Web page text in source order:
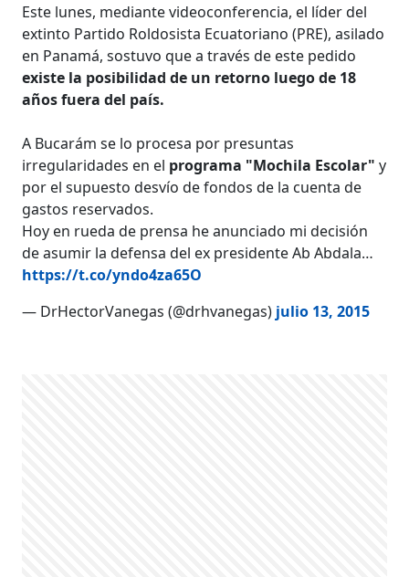
Este lunes, mediante videoconferencia, el líder del
extinto Partido Roldosista Ecuatoriano (PRE), asilado
en Panamá, sostuvo que a través de este pedido
existe la posibilidad de un retorno luego de 18
años fuera del país.
A Bucarám se lo procesa por presuntas
irregularidades en el programa "Mochila Escolar" y
por el supuesto desvío de fondos de la cuenta de
gastos reservados.
Hoy en rueda de prensa he anunciado mi decisión
de asumir la defensa del ex presidente Ab Abdala…
https://t.co/yndo4za65O
— DrHectorVanegas (@drhvanegas) julio 13, 2015